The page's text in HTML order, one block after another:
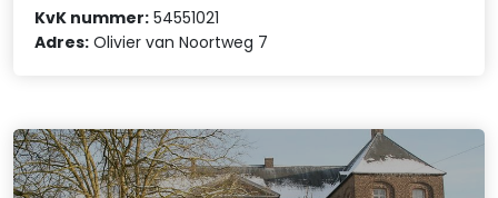
KvK nummer: 54551021
Adres: Olivier van Noortweg 7